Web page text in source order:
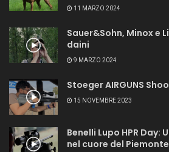
11 MARZO 2024
Sauer&Sohn, Minox e
daini
9 MARZO 2024
Stoeger AIRGUNS
15 NOVEMBRE 2023
Benelli Lupo HPR Day:
nel cuore del